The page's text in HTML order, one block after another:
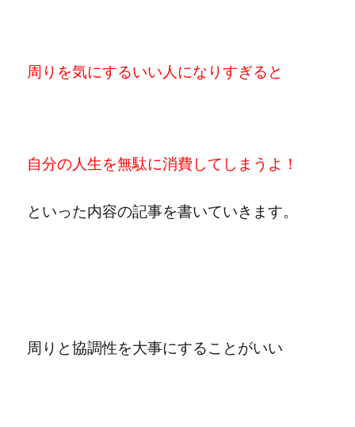
周りを気にするいい人になりすぎると
自分の人生を無駄に消費してしまうよ！
といった内容の記事を書いていきます。
周りと協調性を大事にすることがいい